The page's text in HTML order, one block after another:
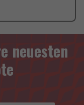
neuesten